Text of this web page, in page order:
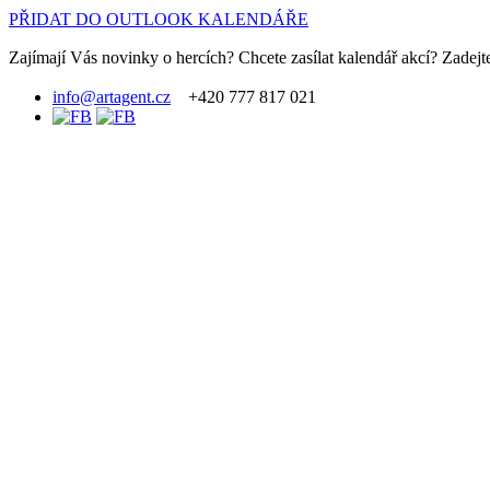
PŘIDAT DO OUTLOOK KALENDÁŘE
Zajímají Vás novinky o hercích? Chcete zasílat kalendář akcí?
info@artagent.cz +420 777 817 021